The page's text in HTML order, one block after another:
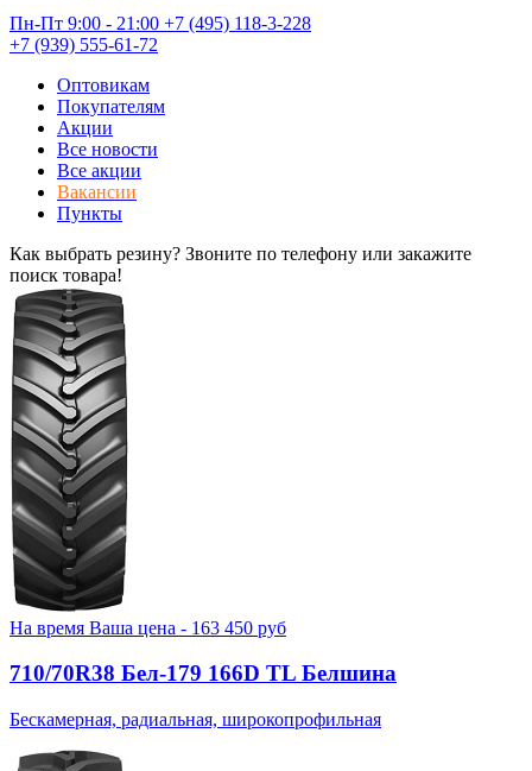
Пн-Пт 9:00 - 21:00 +7 (495) 118-3-228
+7 (939) 555-61-72
Оптовикам
Покупателям
Акции
Все новости
Все акции
Вакансии
Пункты
Как выбрать резину? Звоните по телефону или закажите
поиск товара!
На время Ваша цена - 163 450 руб
710/70R38 Бел-179 166D TL Белшина
Бескамерная, радиальная, широкопрофильная